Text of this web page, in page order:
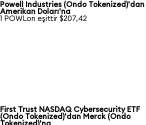
Powell Industries (Ondo Tokenized)'dan
Amerikan Doları'na
1 POWLon eşittir $207,42
First Trust NASDAQ Cybersecurity ETF
(Ondo Tokenized)'dan Merck (Ondo